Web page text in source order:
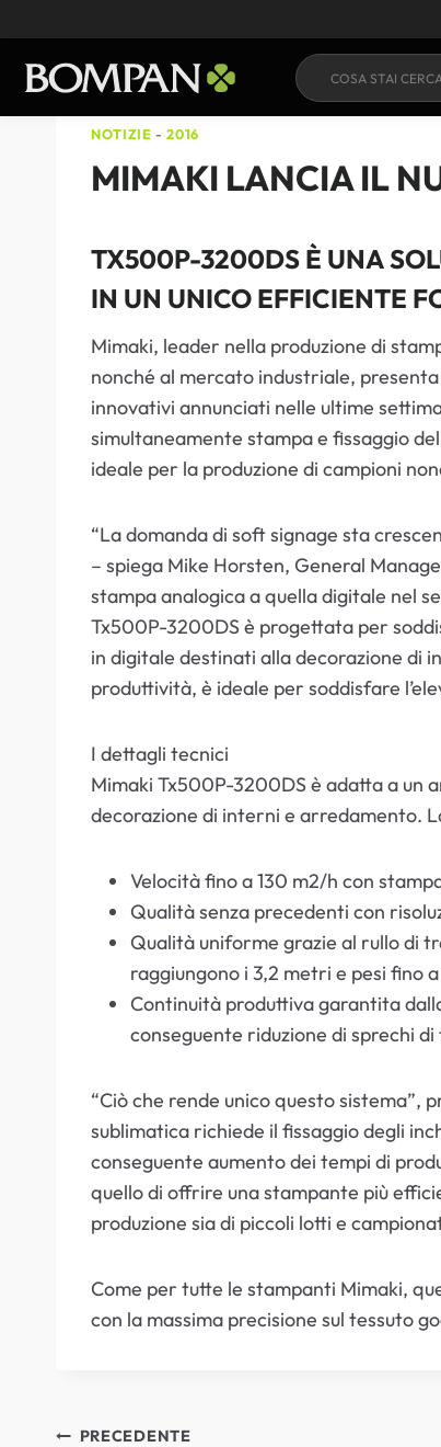
al
contenuto
NOTIZIE -2016
MIMAKI LANCIA IL
TX500P-3200DS È UNA
IN UN UNICO EFFICIENTE
Mimaki, leader nella produzione di
nonché al mercato industriale,
innovativi annunciati nelle ultime
simultaneamente stampa e fissaggio
ideale per la produzione di campioni
“La domanda di soft signage sta
– spiega Mike Horsten, General
stampa analogica a quella digitale nel
Tx500P-3200DS è progettata per
in digitale destinati alla decorazione di
produttività, è ideale per soddisfare
I dettagli tecnici
Mimaki Tx500P-3200DS è adatta a un
decorazione di interni e arredamento.
Velocità fino a 130 m2/h con
Qualità senza precedenti con
Qualità uniforme grazie al rullo di
raggiungono i 3,2 metri e pesi fino a
Continuità produttiva garantita
conseguente riduzione di sprechi
“Ciò che rende unico questo sistema”,
sublimatica richiede il fissaggio degli
conseguente aumento dei tempi di
quello di offrire una stampante più
produzione sia di piccoli lotti e
Come per tutte le stampanti Mimaki,
con la massima precisione sul tessuto
PRECEDENTE